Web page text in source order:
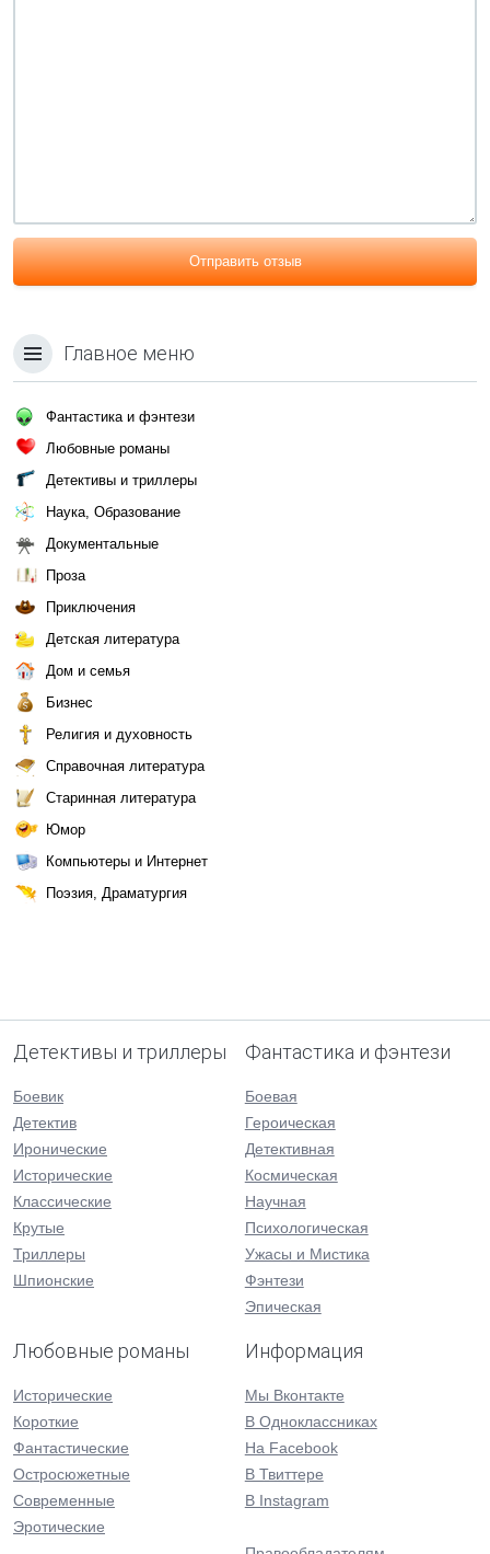
Отправить отзыв
Главное меню
Фантастика и фэнтези
Любовные романы
Детективы и триллеры
Наука, Образование
Документальные
Проза
Приключения
Детская литература
Дом и семья
Бизнес
Религия и духовность
Справочная литература
Старинная литература
Юмор
Компьютеры и Интернет
Поэзия, Драматургия
Детективы и триллеры
Боевик
Детектив
Иронические
Исторические
Классические
Крутые
Триллеры
Шпионские
Фантастика и фэнтези
Боевая
Героическая
Детективная
Космическая
Научная
Психологическая
Ужасы и Мистика
Фэнтези
Эпическая
Любовные романы
Исторические
Короткие
Фантастические
Остросюжетные
Современные
Эротические
Информация
Мы Вконтакте
В Одноклассниках
На Facebook
В Твиттере
В Instagram